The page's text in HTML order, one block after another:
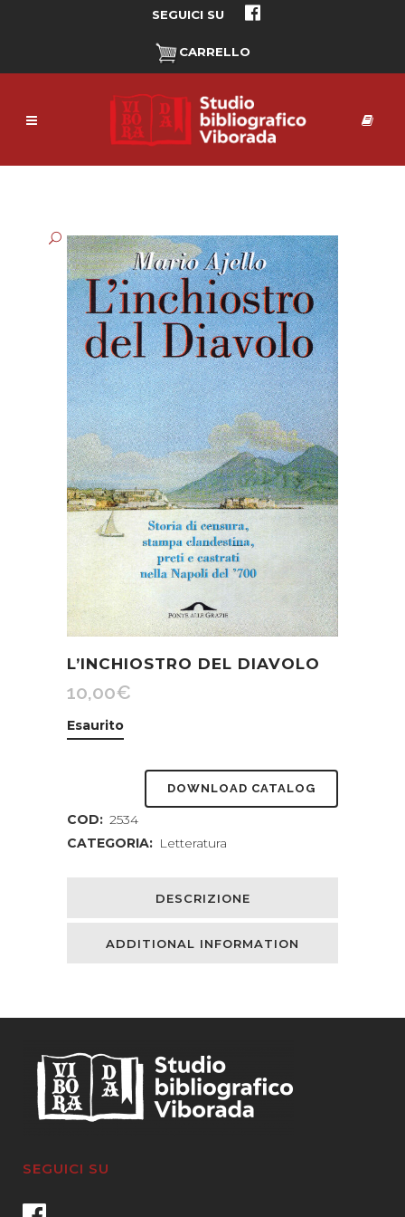
SEGUICI SU
CARRELLO
L’INCHIOSTRO DEL DIAVOLO
10,00€
Esaurito
DOWNLOAD CATALOG
COD: 2534
CATEGORIA: Letteratura
DESCRIZIONE
ADDITIONAL INFORMATION
SEGUICI SU